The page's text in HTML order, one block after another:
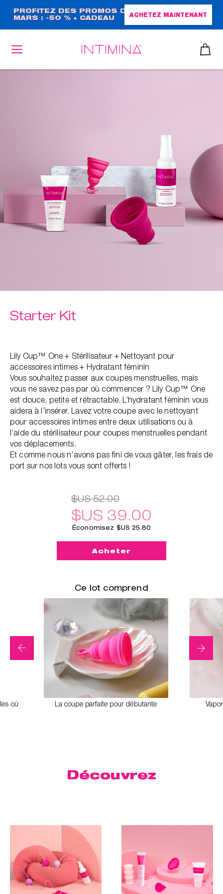
contenu
principal
PROFITEZ DES PROMOS DE
MARS : -50 % + CADEAU
ACHETEZ MAINTENANT
Starter Kit
Lily Cup™ One + Stérilisateur + Nettoyant pour
accessoires intimes + Hydratant féminin
Vous souhaitez passer aux coupes menstruelles, mais
vous ne savez pas par où commencer ? Lily Cup™ One
est douce, petite et rétractable. L’hydratant féminin vous
aidera à l’insérer. Lavez votre coupe avec le nettoyant
pour accessoires intimes entre deux utilisations ou à
l’aide du stérilisateur pour coupes menstruelles pendant
vos déplacements.
Et comme nous n’avons pas fini de vous gâter, les frais de
port sur nos lots vous sont offerts !
$US 52.00
$US 39.00
Économisez $US 25.80
Ce lot comprend
où La coupe parfaite pour débutante
Découvrez